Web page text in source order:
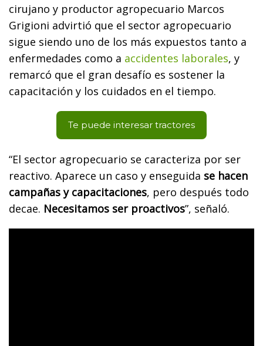
cirujano y productor agropecuario Marcos
Grigioni advirtió que el sector agropecuario
sigue siendo uno de los más expuestos tanto a
enfermedades como a accidentes laborales, y
remarcó que el gran desafío es sostener la
capacitación y los cuidados en el tiempo.
Te puede interesar tractores
“El sector agropecuario se caracteriza por ser
reactivo. Aparece un caso y enseguida se hacen
campañas y capacitaciones, pero después todo
decae. Necesitamos ser proactivos”, señaló.